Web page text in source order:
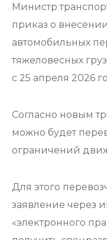
Министр
приказ о
автомобильных
тяжеловесных
с 25 апреля 2026
Согласно новым
можно будет
ограничений
Для этого
заявление через
«электронного